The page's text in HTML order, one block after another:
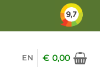
EN €0,00